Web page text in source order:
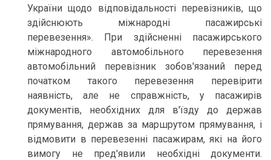
України щодо відповідальності перевізників, що
здійснюють міжнародні пасажирські
перевезення». При здійсненні пасажирського
міжнародного автомобільного перевезення
автомобільний перевізник зобов'язаний перед
початком такого перевезення перевірити
наявність, але не справжність, у пасажирів
документів, необхідних для в'їзду до держав
прямування, держав за маршрутом прямування, і
відмовити в перевезенні пасажирам, які на його
вимогу не пред'явили необхідні документи.